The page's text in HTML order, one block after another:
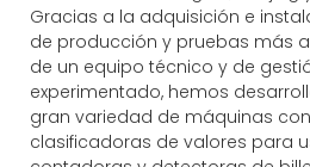
Gracias a la adquisición e
de producción y pruebas más
de un equipo técnico y de
experimentado, hemos
gran variedad de máquinas
clasificadoras de valores para